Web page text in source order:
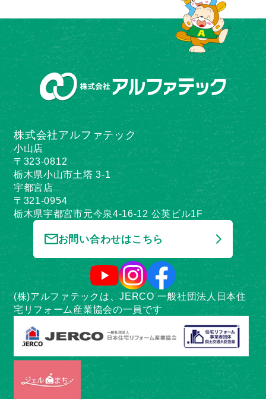
株式会社アルファテック
小山店
〒323-0812
栃木県小山市土塔 3-1
宇都宮店
〒321-0954
栃木県宇都宮市元今泉4-16-12 公英ビル1F
お問い合わせはこちら
(株)アルファテックは、JERCO 一般社団法人日本住
宅リフォーム産業協会の一員です